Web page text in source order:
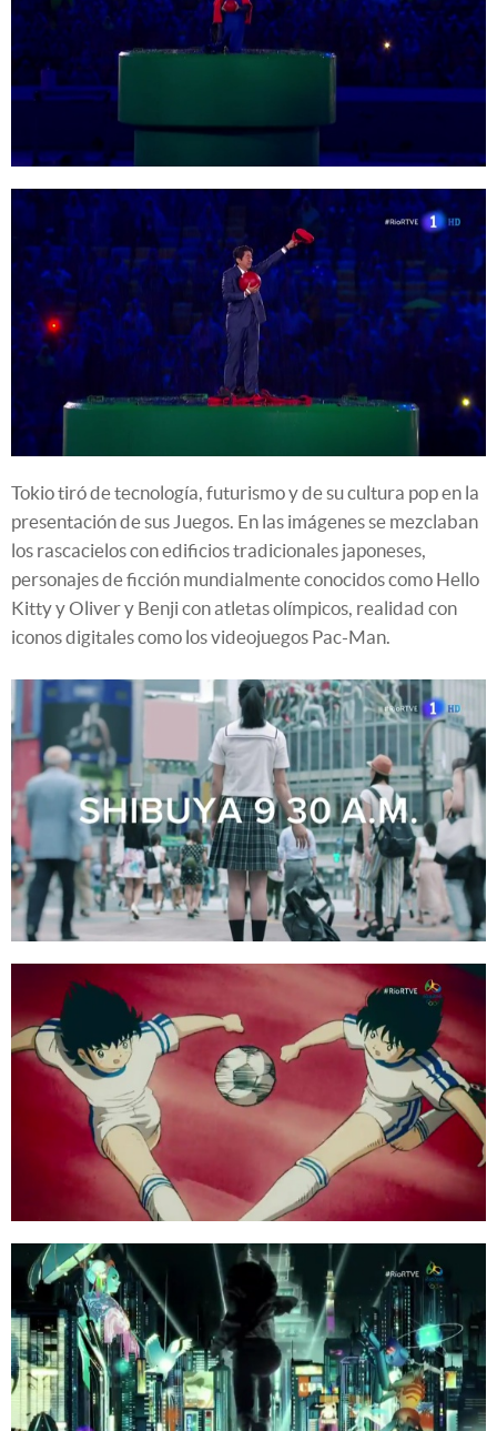
Tokio tiró de tecnología, futurismo y de su cultura pop en la
presentación de sus Juegos. En las imágenes se mezclaban
los rascacielos con edificios tradicionales japoneses,
personajes de ficción mundialmente conocidos como Hello
Kitty y Oliver y Benji con atletas olímpicos, realidad con
iconos digitales como los videojuegos Pac-Man.